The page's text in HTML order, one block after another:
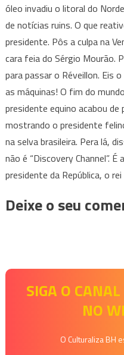
óleo invadiu o litoral do
de notícias ruins. O que
presidente. Pôs a culpa na
cara feia do Sérgio Mourão.
para passar o Réveillon. Eis
as máquinas! O fim do
presidente equino acabou
mostrando o presidente
na selva brasileira. Pera lá,
não é “Discovery Channel”.
presidente da República, o rei
Deixe o seu
SIGA O
NO
O Culturaliza BH